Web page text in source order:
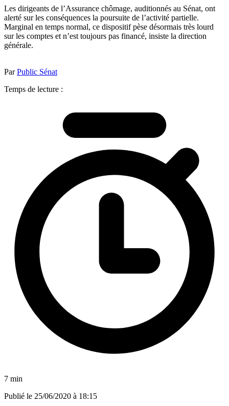
Les dirigeants de l’Assurance chômage, auditionnés au Sénat, ont
alerté sur les conséquences la poursuite de l’activité partielle.
Marginal en temps normal, ce dispositif pèse désormais très lourd
sur les comptes et n’est toujours pas financé, insiste la direction
générale.
ParPublic Sénat
Temps de lecture :
7 min
Publié le 25/06/2020 à 18:15